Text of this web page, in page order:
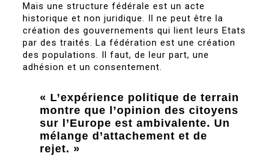
Mais une structure fédérale est un acte
historique et non juridique. Il ne peut être la
création des gouvernements qui lient leurs Etats
par des traités. La fédération est une création
des populations. Il faut, de leur part, une
adhésion et un consentement.
« L’expérience politique de terrain
montre que l’opinion des citoyens
sur l’Europe est ambivalente. Un
mélange d’attachement et de
rejet. »